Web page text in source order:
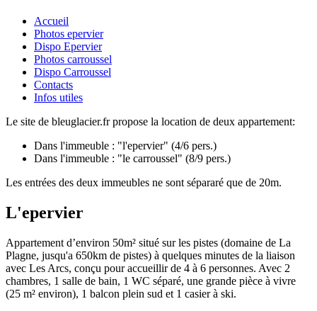
Accueil
Photos epervier
Dispo Epervier
Photos carroussel
Dispo Carroussel
Contacts
Infos utiles
Le site de bleuglacier.fr propose la location de deux appartement:
Dans l'immeuble : "l'epervier" (4/6 pers.)
Dans l'immeuble : "le carroussel" (8/9 pers.)
Les entrées des deux immeubles ne sont sépararé que de 20m.
L'epervier
Appartement d’environ 50m² situé sur les pistes (domaine de La
Plagne, jusqu'a 650km de pistes) à quelques minutes de la liaison
avec Les Arcs, conçu pour accueillir de 4 à 6 personnes. Avec 2
chambres, 1 salle de bain, 1 WC séparé, une grande pièce à vivre
(25 m² environ), 1 balcon plein sud et 1 casier à ski.